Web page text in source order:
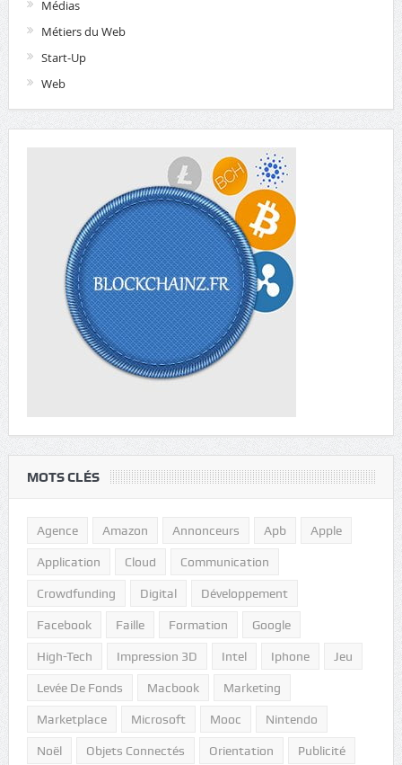
Médias
Métiers du Web
Start-Up
Web
MOTS CLÉS
Agence Amazon Annonceurs Apb Apple
Application Cloud Communication
Crowdfunding Digital Développement
Facebook Faille Formation Google
High-Tech Impression 3D Intel Iphone Jeu
Levée De Fonds Macbook Marketing
Marketplace Microsoft Mooc Nintendo
Noël Objets Connectés Orientation Publicité